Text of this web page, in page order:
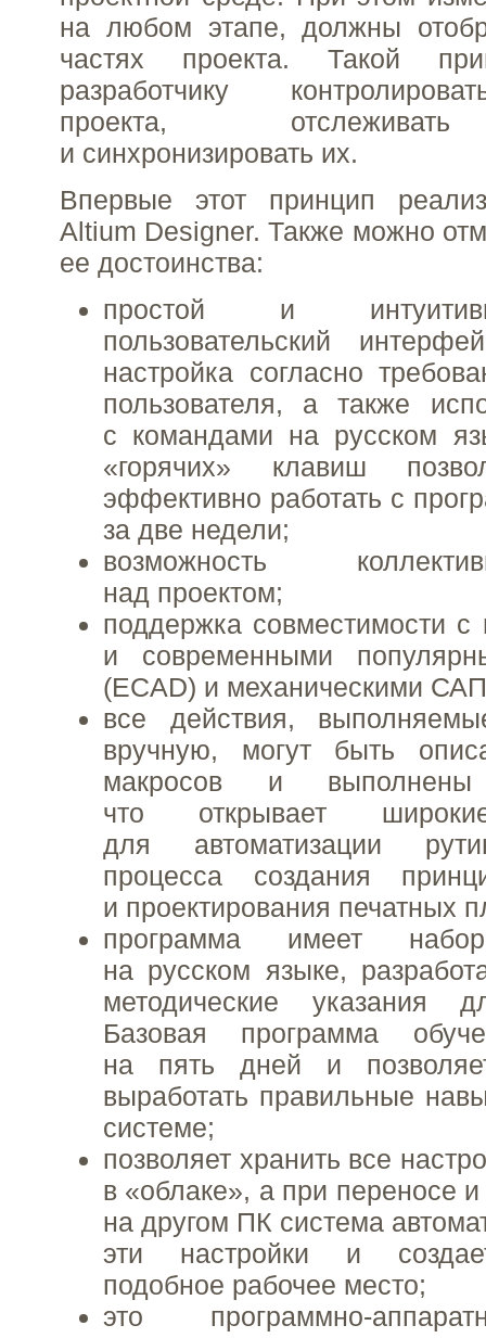
на любом этапе, должны
частях проекта. Такой
разработчику
проекта,
и синхронизировать их.
Впервые этот принцип
Altium Designer. Также можно
ее достоинства:
простой и
пользовательский
настройка согласно
пользователя, а также
с командами на русском
«горячих» клавиш
эффективно работать с
за две недели;
возможность
над проектом;
поддержка совместимости
и современными
(ECAD) и механическими
все действия,
вручную, могут быть
макросов и выполнены
что открывает
для автоматизации
процесса создания
и проектирования печатных
программа имеет
на русском языке,
методические указания
Базовая программа
на пять дней и
выработать правильные
системе;
позволяет хранить все
в «облаке», а при переносе и
на другом ПК система
эти настройки и
подобное рабочее место;
это программно-